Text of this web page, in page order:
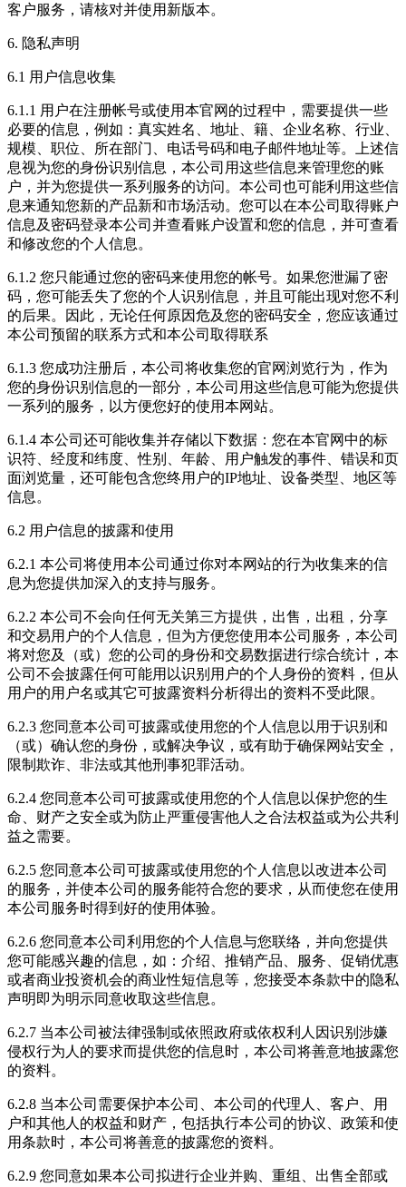
客户服务，请核对并使用新版本。
6. 隐私声明
6.1 用户信息收集
6.1.1 用户在注册帐号或使用本官网的过程中，需要提供一些
必要的信息，例如：真实姓名、地址、籍、企业名称、行业、
规模、职位、所在部门、电话号码和电子邮件地址等。上述信
息视为您的身份识别信息，本公司用这些信息来管理您的账
户，并为您提供一系列服务的访问。本公司也可能利用这些信
息来通知您新的产品新和市场活动。您可以在本公司取得账户
信息及密码登录本公司并查看账户设置和您的信息，并可查看
和修改您的个人信息。
6.1.2 您只能通过您的密码来使用您的帐号。如果您泄漏了密
码，您可能丢失了您的个人识别信息，并且可能出现对您不利
的后果。因此，无论任何原因危及您的密码安全，您应该通过
本公司预留的联系方式和本公司取得联系
6.1.3 您成功注册后，本公司将收集您的官网浏览行为，作为
您的身份识别信息的一部分，本公司用这些信息可能为您提供
一系列的服务，以方便您好的使用本网站。
6.1.4 本公司还可能收集并存储以下数据：您在本官网中的标
识符、经度和纬度、性别、年龄、用户触发的事件、错误和页
面浏览量，还可能包含您终用户的IP地址、设备类型、地区等
信息。
6.2 用户信息的披露和使用
6.2.1 本公司将使用本公司通过你对本网站的行为收集来的信
息为您提供加深入的支持与服务。
6.2.2 本公司不会向任何无关第三方提供，出售，出租，分享
和交易用户的个人信息，但为方便您使用本公司服务，本公司
将对您及（或）您的公司的身份和交易数据进行综合统计，本
公司不会披露任何可能用以识别用户的个人身份的资料，但从
用户的用户名或其它可披露资料分析得出的资料不受此限。
6.2.3 您同意本公司可披露或使用您的个人信息以用于识别和
（或）确认您的身份，或解决争议，或有助于确保网站安全，
限制欺诈、非法或其他刑事犯罪活动。
6.2.4 您同意本公司可披露或使用您的个人信息以保护您的生
命、财产之安全或为防止严重侵害他人之合法权益或为公共利
益之需要。
6.2.5 您同意本公司可披露或使用您的个人信息以改进本公司
的服务，并使本公司的服务能符合您的要求，从而使您在使用
本公司服务时得到好的使用体验。
6.2.6 您同意本公司利用您的个人信息与您联络，并向您提供
您可能感兴趣的信息，如：介绍、推销产品、服务、促销优惠
或者商业投资机会的商业性短信息等，您接受本条款中的隐私
声明即为明示同意收取这些信息。
6.2.7 当本公司被法律强制或依照政府或依权利人因识别涉嫌
侵权行为人的要求而提供您的信息时，本公司将善意地披露您
的资料。
6.2.8 当本公司需要保护本公司、本公司的代理人、客户、用
户和其他人的权益和财产，包括执行本公司的协议、政策和使
用条款时，本公司将善意的披露您的资料。
6.2.9 您同意如果本公司拟进行企业并购、重组、出售全部或